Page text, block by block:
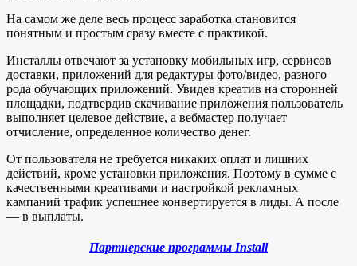
На самом же деле весь процесс заработка становится
понятным и простым сразу вместе с практикой.
Инсталлы отвечают за установку мобильных игр, сервисов
доставки, приложений для редактуры фото/видео, разного
рода обучающих приложений. Увидев креатив на сторонней
площадки, подтвердив скачивание приложения пользователь
выполняет целевое действие, а вебмастер получает
отчисление, определенное количество денег.
От пользователя не требуется никаких оплат и лишних
действий, кроме установки приложения. Поэтому в сумме с
качественными креативами и настройкой рекламных
кампаний трафик успешнее конвертируется в лиды. А после
— в выплаты.
Партнерские программы Install